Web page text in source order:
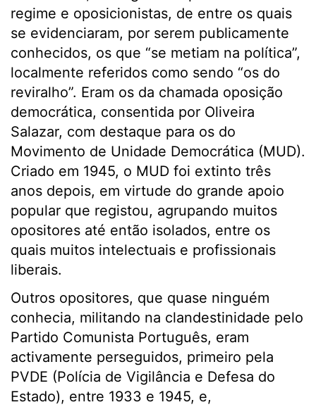
regime e oposicionistas, de entre os quais
se evidenciaram, por serem publicamente
conhecidos, os que “se metiam na política”,
localmente referidos como sendo “os do
reviralho”. Eram os da chamada oposição
democrática, consentida por Oliveira
Salazar, com destaque para os do
Movimento de Unidade Democrática (MUD).
Criado em 1945, o MUD foi extinto três
anos depois, em virtude do grande apoio
popular que registou, agrupando muitos
opositores até então isolados, entre os
quais muitos intelectuais e profissionais
liberais.
Outros opositores, que quase ninguém
conhecia, militando na clandestinidade pelo
Partido Comunista Português, eram
activamente perseguidos, primeiro pela
PVDE (Polícia de Vigilância e Defesa do
Estado), entre 1933 e 1945, e,